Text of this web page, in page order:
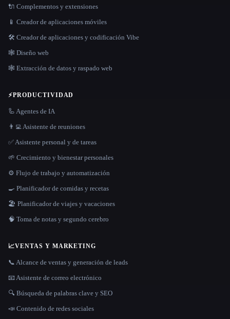
🔌 Complementos y extensiones
📱 Creador de aplicaciones móviles
🛠️ Creador de aplicaciones y codificación Vibe
🕸 Diseño web
🕸️ Extracción de datos y raspado web
⚡PRODUCTIVIDAD
🦾 Agentes de IA
👨‍💻 Asistente de reuniones
✅ Asistente personal y de tareas
🌱 Crecimiento y bienestar personales
⚙️ Flujo de trabajo y automatización
🍳 Planificador de comidas y recetas
🏖 Planificador de viajes y vacaciones
🧠 Toma de notas y segundo cerebro
📈VENTAS Y MARKETING
📞 Alcance de ventas y generación de leads
📧 Asistente de correo electrónico
🔍 Búsqueda de palabras clave y SEO
📣 Contenido de redes sociales